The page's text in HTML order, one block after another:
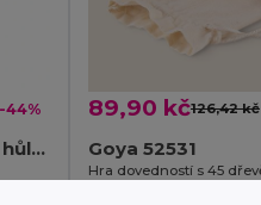
-44%
SOPLA Dětská bublifuková hůlka s 30 ml náplní
89,90 kč126,42 kč
Goya 52531